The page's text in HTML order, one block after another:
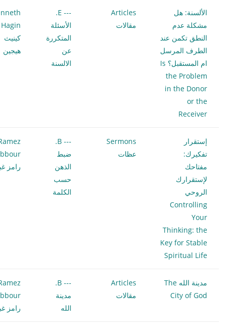
الألسنة: هل
مشكلة عدم
النطق تكمن عند
الطرف المرسل
ام المستقبل؟ Is
the Problem
in the Donor
or the
Receiver
Articles
مقالات
--- E.
الأسئلة
المتكررة
عن
الالسنة
كينيث
هيجين
إستقرار
تفكيرك:
مفتاحك
لإستقرارك
الروحي
Controlling
Your
Thinking: the
Key for Stable
Spiritual Life
Sermons
عظات
--- B.
ضبط
الذهن
حسب
الكلمة
رامز
مدينة الله The
City of God
Articles
مقالات
--- B.
مدينة
الله
رامز